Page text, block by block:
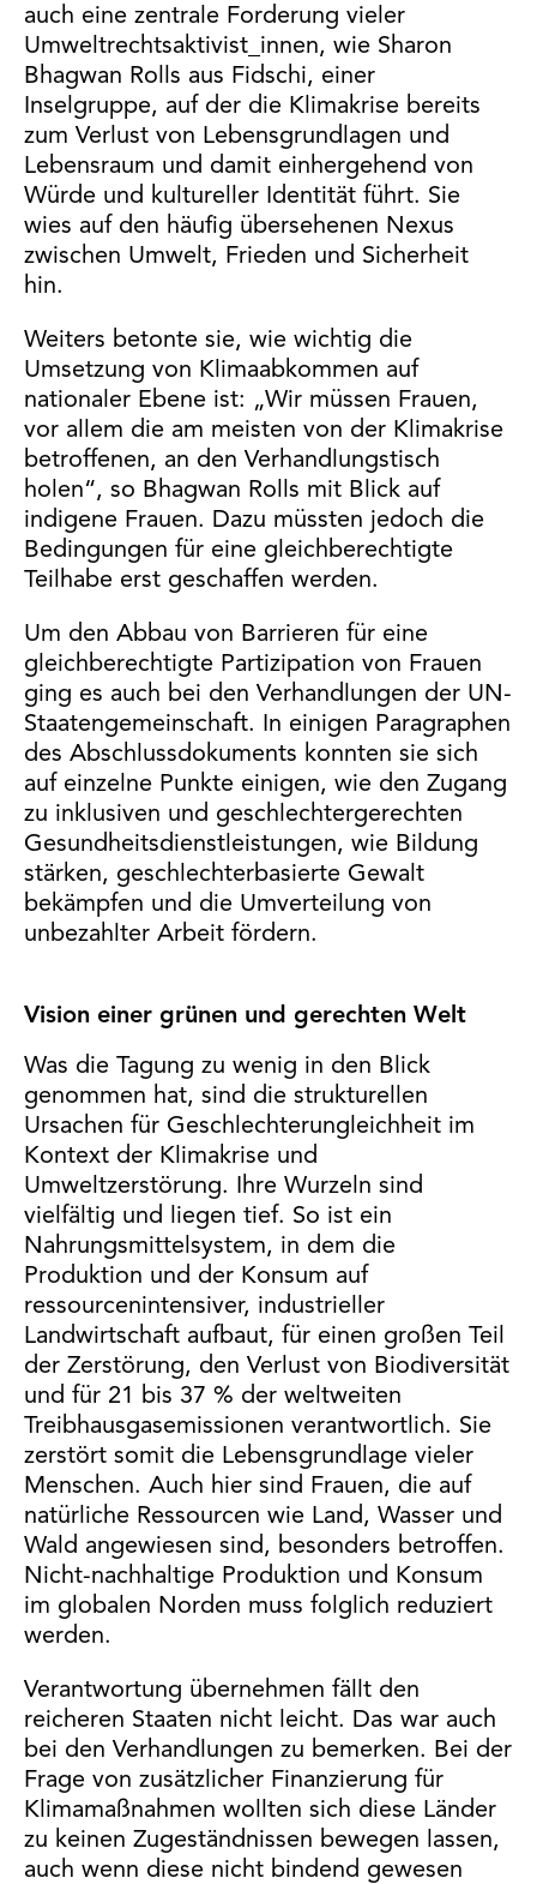
auch eine zentrale Forderung vieler
Umweltrechtsaktivist_innen, wie Sharon
Bhagwan Rolls aus Fidschi, einer
Inselgruppe, auf der die Klimakrise bereits
zum Verlust von Lebensgrundlagen und
Lebensraum und damit einhergehend von
Würde und kultureller Identität führt. Sie
wies auf den häufig übersehenen Nexus
zwischen Umwelt, Frieden und Sicherheit
hin.
Weiters betonte sie, wie wichtig die
Umsetzung von Klimaabkommen auf
nationaler Ebene ist: „Wir müssen Frauen,
vor allem die am meisten von der Klimakrise
betroffenen, an den Verhandlungstisch
holen“, so Bhagwan Rolls mit Blick auf
indigene Frauen. Dazu müssten jedoch die
Bedingungen für eine gleichberechtigte
Teilhabe erst geschaffen werden.
Um den Abbau von Barrieren für eine
gleichberechtigte Partizipation von Frauen
ging es auch bei den Verhandlungen der UN-
Staatengemeinschaft. In einigen Paragraphen
des Abschlussdokuments konnten sie sich
auf einzelne Punkte einigen, wie den Zugang
zu inklusiven und geschlechtergerechten
Gesundheitsdienstleistungen, wie Bildung
stärken, geschlechterbasierte Gewalt
bekämpfen und die Umverteilung von
unbezahlter Arbeit fördern.
Vision einer grünen und gerechten Welt
Was die Tagung zu wenig in den Blick
genommen hat, sind die strukturellen
Ursachen für Geschlechterungleichheit im
Kontext der Klimakrise und
Umweltzerstörung. Ihre Wurzeln sind
vielfältig und liegen tief. So ist ein
Nahrungsmittelsystem, in dem die
Produktion und der Konsum auf
ressourcenintensiver, industrieller
Landwirtschaft aufbaut, für einen großen Teil
der Zerstörung, den Verlust von Biodiversität
und für 21 bis 37 % der weltweiten
Treibhausgasemissionen verantwortlich. Sie
zerstört somit die Lebensgrundlage vieler
Menschen. Auch hier sind Frauen, die auf
natürliche Ressourcen wie Land, Wasser und
Wald angewiesen sind, besonders betroffen.
Nicht-nachhaltige Produktion und Konsum
im globalen Norden muss folglich reduziert
werden.
Verantwortung übernehmen fällt den
reicheren Staaten nicht leicht. Das war auch
bei den Verhandlungen zu bemerken. Bei der
Frage von zusätzlicher Finanzierung für
Klimamaßnahmen wollten sich diese Länder
zu keinen Zugeständnissen bewegen lassen,
auch wenn diese nicht bindend gewesen